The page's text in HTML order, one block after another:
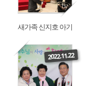
by
새가족 신지호 아기
2022.11.22
Read More